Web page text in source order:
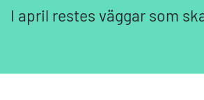
I april restes väggar som